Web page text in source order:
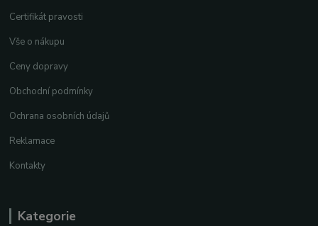
Certifikát pravosti
Vše o nákupu
Ceny dopravy
Obchodní podmínky
Ochrana osobních údajů
Reklamace
Kontakty
Kategorie